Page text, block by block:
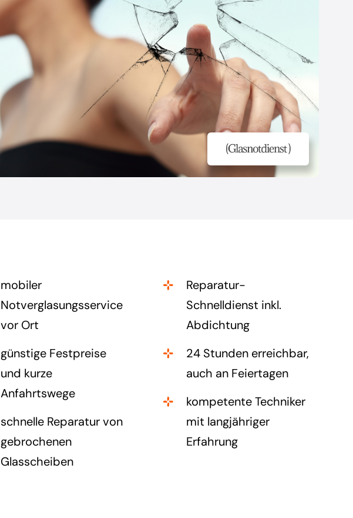
mobiler
Notverglasungsservice
vor Ort
günstige Festpreise
und kurze
Anfahrtswege
schnelle Reparatur von
gebrochenen
Glasscheiben
Reparatur-
Schnelldienst inkl.
Abdichtung
24 Stunden erreichbar,
auch an Feiertagen
kompetente Techniker
mit langjähriger
Erfahrung